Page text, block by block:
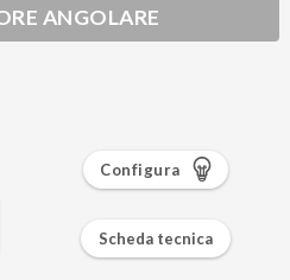
ANGOLARE
Configura
Scheda tecnica